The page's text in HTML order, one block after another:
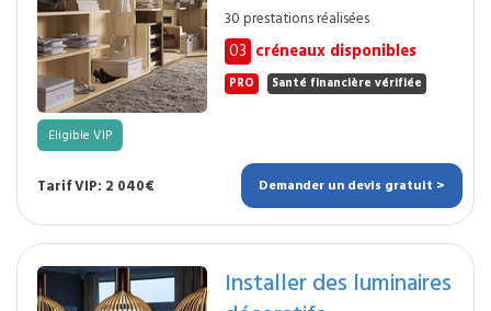
30 prestations réalisées
03 créneaux disponibles
PRO Santé financière vérifiée
Eligible VIP
Tarif VIP: 2 040€ Demander un devis gratuit >
Installer des luminaires